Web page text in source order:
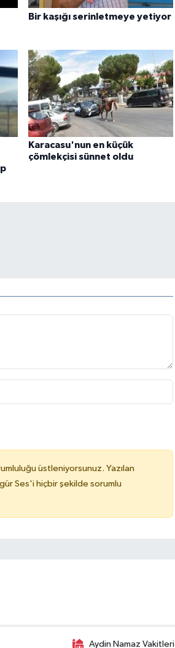
Bir kaşığı serinletmeye yetiyor
Karacasu'nun en küçük
çömlekçisi sünnet oldu
üstleniyorsunuz. Yazılan
Ses'i hiçbir şekilde sorumlu
Aydin Namaz Vakitleri